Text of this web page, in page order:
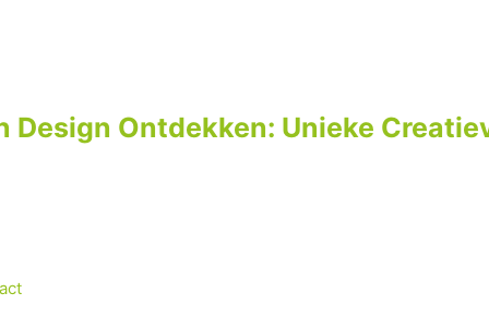
Design Ontdekken: Unieke